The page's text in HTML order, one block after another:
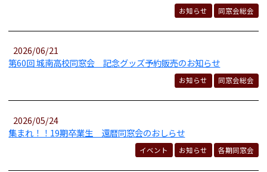
お知らせ 同窓会総会
2026/06/21
第60回 城南高校同窓会 記念グッズ予約販売のお知らせ
お知らせ 同窓会総会
2026/05/24
集まれ！！19期卒業生 還暦同窓会のおしらせ
イベント お知らせ 各期同窓会